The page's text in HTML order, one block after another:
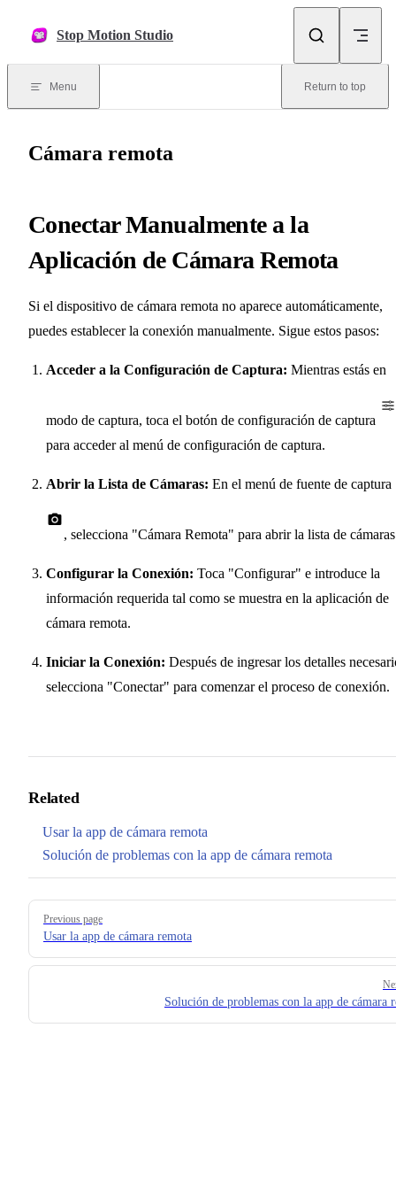
Stop Motion Studio
Menu Return to top
Cámara remota
Conectar Manualmente a la
Aplicación de Cámara Remota
Si el dispositivo de cámara remota no aparece automáticamente,
puedes establecer la conexión manualmente. Sigue estos pasos:
Acceder a la Configuración de Captura: Mientras estás en
modo de captura, toca el botón de configuración de captura
para acceder al menú de configuración de captura.
Abrir la Lista de Cámaras: En el menú de fuente de captura
, selecciona "Cámara Remota" para abrir la lista de
Configurar la Conexión: Toca "Configurar" e introduce la
información requerida tal como se muestra en la aplicación de
cámara remota.
Iniciar la Conexión: Después de ingresar los detalles
selecciona "Conectar" para comenzar el proceso de conexión.
Related
Usar la app de cámara remota
Solución de problemas con la app de cámara remota
Pager
Previous page
Usar la app de cámara remota
Solución de problemas con la app de cámara